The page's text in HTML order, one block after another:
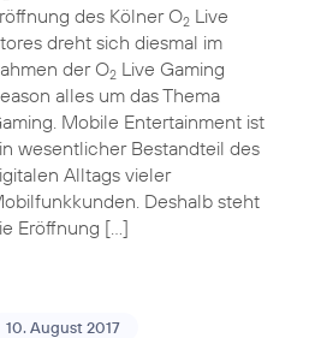
des Kölner O2Live
dreht sich diesmal im
der O2Live Gaming
alles um das Thema
Mobile Entertainment ist
wesentlicher Bestandteil des
Alltags vieler
Deshalb steht
Eröffnung […]
10. August 2017